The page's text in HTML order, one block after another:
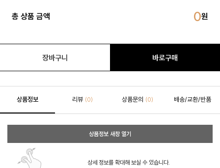
총 상품 금액 0
장바구니 바로구매
상품정보 리뷰 (0) 상품문의 (0) 배송/교환/반품
상품정보 새창 열기
상세 정보를 확대해 보실 수 있습니다.